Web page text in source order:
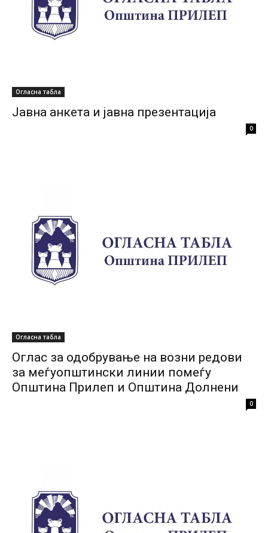
Огласна табла
Јавна анкета и јавна презентација
0
Огласна табла
Оглас за одобрување на возни редови
за меѓуопштински линии помеѓу
Општина Прилеп и Општина Долнени
0